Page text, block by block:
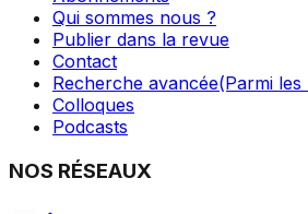
Qui sommes nous ?
Publier dans la revue
Contact
Recherche avancée(Parmi
Colloques
Podcasts
NOS RÉSEAUX